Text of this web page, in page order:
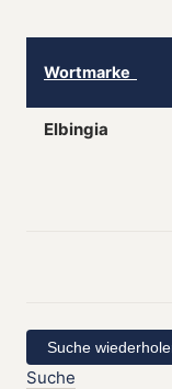
Wortmarke
Elbingia
Suche